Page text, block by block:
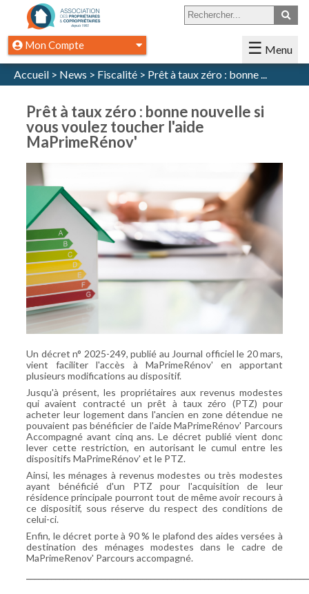
Mon Compte
Se Connecter
Créer un compte
Menu
Accueil
L'Association
Présentation
L'édito du Président
Nos Consultants
Nos Événements
Nos Services +
Nos Partenaires
Nous Contacter
Adhésion
Pourquoi devenir Adhérent
Tarifs Adhésion
Renouveler votre Adhésion
Adhérer en ligne
Infos Services
Agenda / Inscriptions
Petites Annonces Locatives
Actualités
Accueil > News > Fiscalité > Prêt à taux zéro : bonne ...
Prêt à taux zéro : bonne nouvelle si
vous voulez toucher l'aide
MaPrimeRénov'
Un décret n° 2025-249, publié au Journal officiel le 20 mars,
vient faciliter l'accès à MaPrimeRénov' en apportant
plusieurs modifications au dispositif.
Jusqu'à présent, les propriétaires aux revenus modestes
qui avaient contracté un prêt à taux zéro (PTZ) pour
acheter leur logement dans l'ancien en zone détendue ne
pouvaient pas bénéficier de l'aide MaPrimeRénov' Parcours
Accompagné avant cinq ans. Le décret publié vient donc
lever cette restriction, en autorisant le cumul entre les
dispositifs MaPrimeRénov' et le PTZ.
Ainsi, les ménages à revenus modestes ou très modestes
ayant bénéficié d'un PTZ pour l'acquisition de leur
résidence principale pourront tout de même avoir recours à
ce dispositif, sous réserve du respect des conditions de
celui-ci.
Enfin, le décret porte à 90 % le plafond des aides versées à
destination des ménages modestes dans le cadre de
MaPrimeRenov' Parcours accompagné.